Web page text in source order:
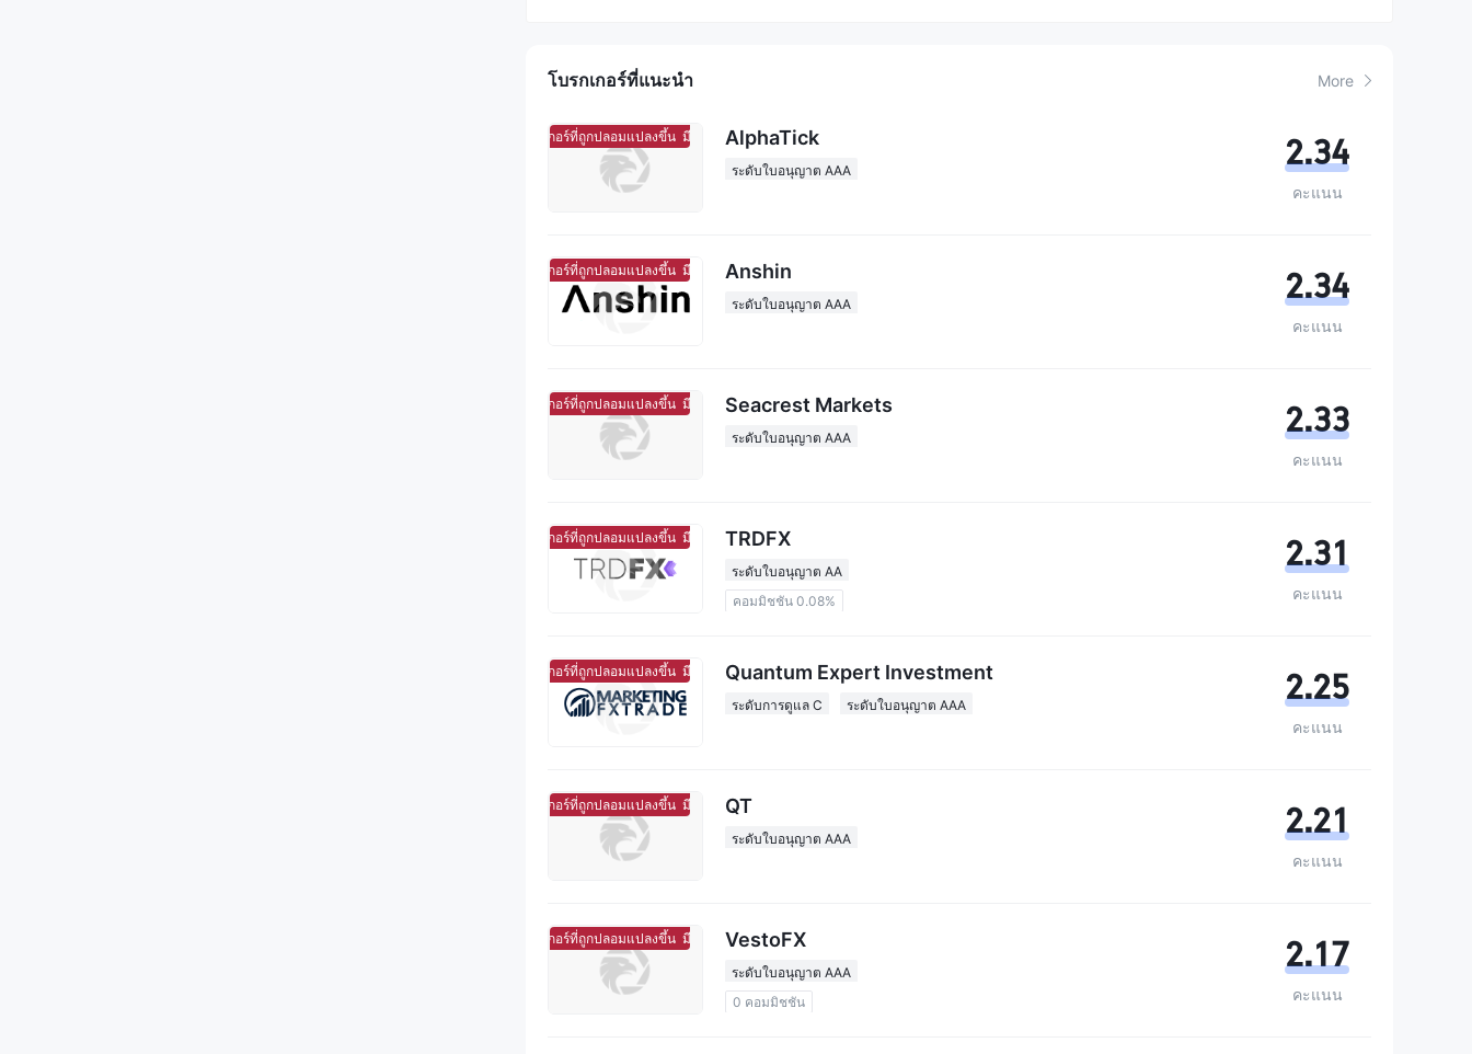
โบรกเกอร์ที่แนะนํา More
มีแนวโน้มจะเป็นโบร์กเกอร์ที่ถูกปลอมแปลงขึ้น มีแนวโน้มจะเป็นโบร์กเกอร์ที่ถูกปลอมแปลงขึ้น
AlphaTick
ระดับใบอนุญาต AAA 2.34
คะแนน
มีแนวโน้มจะเป็นโบร์กเกอร์ที่ถูกปลอมแปลงขึ้น มีแนวโน้มจะเป็นโบร์กเกอร์ที่ถูกปลอมแปลงขึ้น
Anshin
ระดับใบอนุญาต AAA 2.34
คะแนน
มีแนวโน้มจะเป็นโบร์กเกอร์ที่ถูกปลอมแปลงขึ้น มีแนวโน้มจะเป็นโบร์กเกอร์ที่ถูกปลอมแปลงขึ้น
Seacrest Markets
ระดับใบอนุญาต AAA 2.33
คะแนน
มีแนวโน้มจะเป็นโบร์กเกอร์ที่ถูกปลอมแปลงขึ้น มีแนวโน้มจะเป็นโบร์กเกอร์ที่ถูกปลอมแปลงขึ้น
TRDFX
ระดับใบอนุญาต AA
คอมมิชชัน 0.08%
2.31
คะแนน
มีแนวโน้มจะเป็นโบร์กเกอร์ที่ถูกปลอมแปลงขึ้น มีแนวโน้มจะเป็นโบร์กเกอร์ที่ถูกปลอมแปลงขึ้น
Quantum Expert Investment
ระดับการดูแล C ระดับใบอนุญาต AAA 2.25
คะแนน
มีแนวโน้มจะเป็นโบร์กเกอร์ที่ถูกปลอมแปลงขึ้น มีแนวโน้มจะเป็นโบร์กเกอร์ที่ถูกปลอมแปลงขึ้น
QT
ระดับใบอนุญาต AAA 2.21
คะแนน
มีแนวโน้มจะเป็นโบร์กเกอร์ที่ถูกปลอมแปลงขึ้น มีแนวโน้มจะเป็นโบร์กเกอร์ที่ถูกปลอมแปลงขึ้น
VestoFX
ระดับใบอนุญาต AAA
0 คอมมิชชัน
2.17
คะแนน